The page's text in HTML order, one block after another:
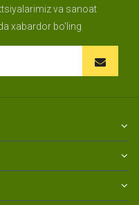
va sanoat
xabardor bo'ling